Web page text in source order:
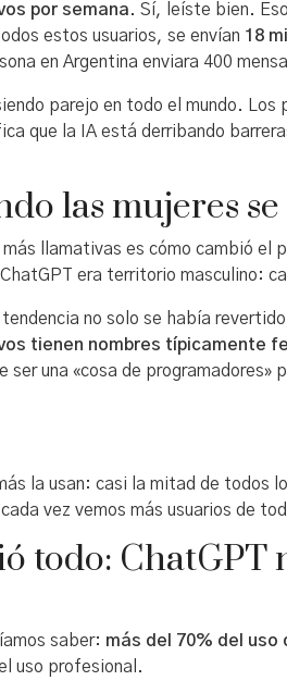
por semana. Sí, leíste bien.
estos usuarios, se envían 18
en Argentina enviara 400
parejo en todo el mundo. Los
que la IA está derribando
las mujeres
llamativas es cómo cambió el
era territorio masculino:
no solo se había
tienen nombres típicamente
ser una «cosa de programadores»
la usan: casi la mitad de todos
vez vemos más usuarios de
todo: ChatGPT
saber: más del 70% del uso
uso profesional.